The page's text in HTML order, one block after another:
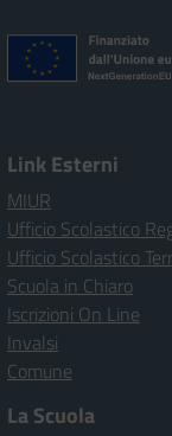
Link Esterni
MIUR
Ufficio Scolastico
Ufficio Scolastico
Scuola in Chiaro
Iscrizioni On Line
Invalsi
Comune
La Scuola